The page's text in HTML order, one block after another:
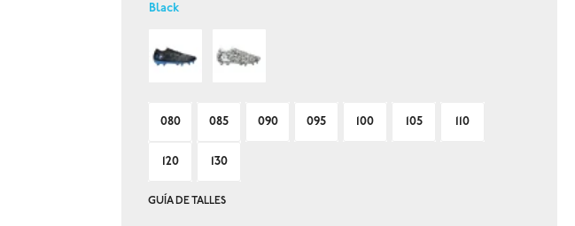
Black
080 085 090 095 100 105 110
120 130
GUÍA DE TALLES